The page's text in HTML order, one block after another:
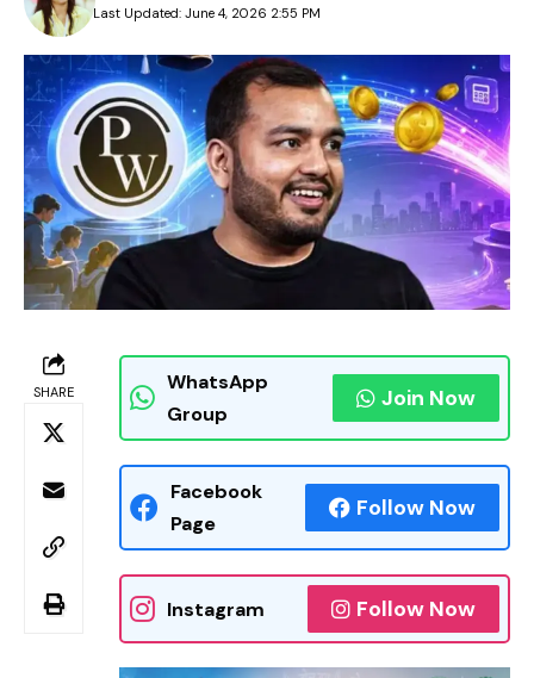
Last Updated: June 4, 2026 2:55 PM
SHARE
WhatsApp
Group
Join Now
Facebook
Page
Follow Now
Instagram Follow Now